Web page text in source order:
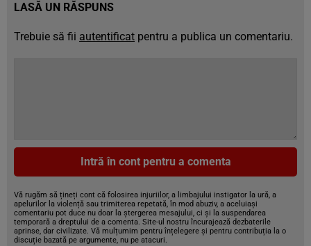
LASĂ UN RĂSPUNS
Trebuie să fii autentificat pentru a publica un comentariu.
Intră în cont pentru a comenta
Vă rugăm să țineți cont că folosirea injuriilor, a limbajului instigator la ură, a
apelurilor la violență sau trimiterea repetată, în mod abuziv, a aceluiași
comentariu pot duce nu doar la ștergerea mesajului, ci și la suspendarea
temporară a dreptului de a comenta. Site-ul nostru încurajează dezbaterile
aprinse, dar civilizate. Vă mulțumim pentru înțelegere și pentru contribuția la o
discuție bazată pe argumente, nu pe atacuri.